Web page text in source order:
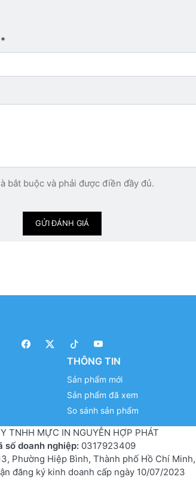
4 trên 5 sao.
3 trên 5 sao.
5 sao.
5 sao. Xấu
bắt buộc và phải được điền đầy đủ.
GỬI ĐÁNH GIÁ
THÔNG TIN
Sản phẩm mới
Sản phẩm đã xem
So sánh sản phẩm
TNHH MỰC IN NGUYỄN HỢP PHÁT
số doanh nghiệp: 0317923409
Phường Hiệp Bình, Thành phố Hồ Chí
đăng ký kinh doanh cấp ngày 10/07/2023